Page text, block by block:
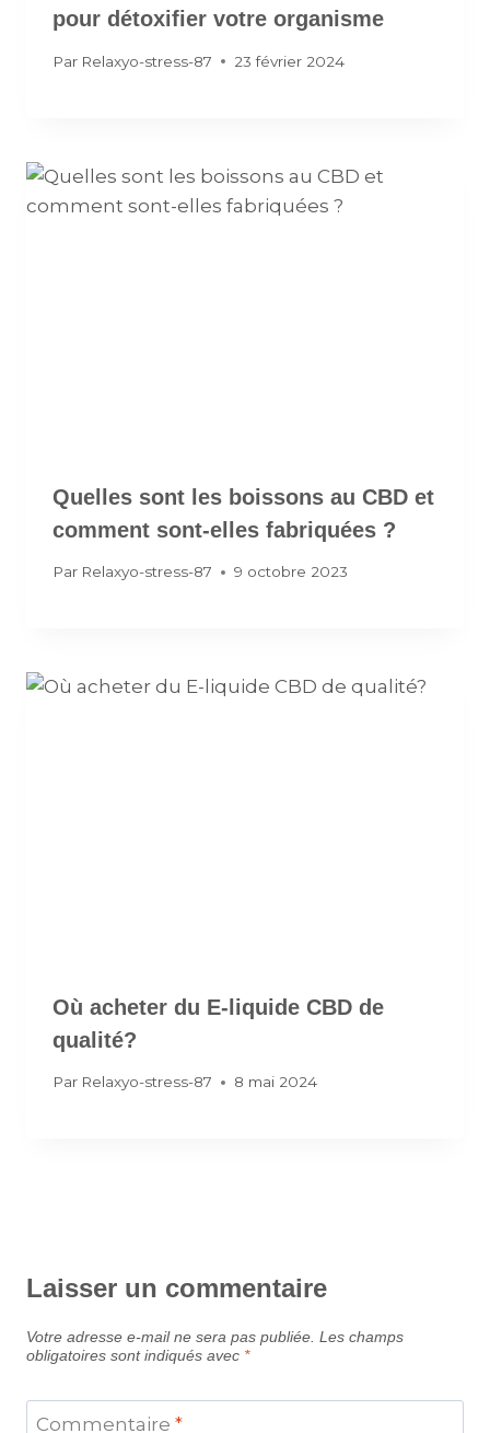
pour détoxifier votre organisme
Par Relaxyo-stress-87 23 février 2024
Quelles sont les boissons au CBD et
comment sont-elles fabriquées ?
Par Relaxyo-stress-87 9 octobre 2023
Où acheter du E-liquide CBD de
qualité?
Par Relaxyo-stress-87 8 mai 2024
Laisser un commentaire
Votre adresse e-mail ne sera pas publiée. Les champs
obligatoires sont indiqués avec *
Commentaire *